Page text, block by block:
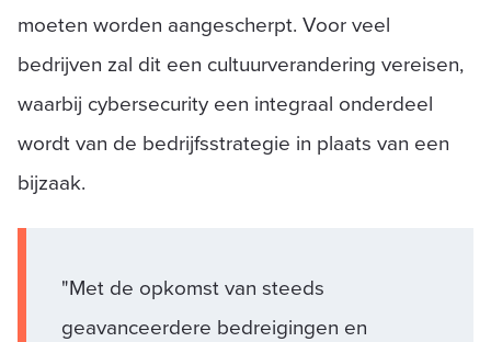
moeten worden aangescherpt. Voor veel
bedrijven zal dit een cultuurverandering vereisen,
waarbij cybersecurity een integraal onderdeel
wordt van de bedrijfsstrategie in plaats van een
bijzaak.
"Met de opkomst van steeds
geavanceerdere bedreigingen en